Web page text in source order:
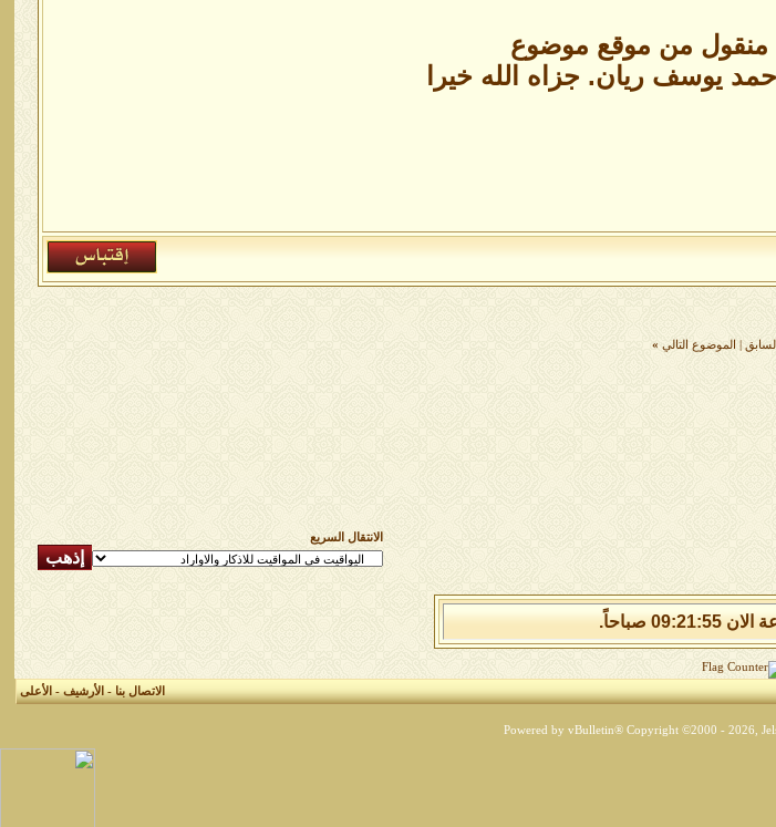
منقول من موقع موضوع
يوسف ريان. جزاه الله خيرا
الموضوع التالي »
الانتقال السريع
الاتصال بنا-الأرشيف-الأعلى
Powered by vBulletin® Copyright ©2000 - 2026,